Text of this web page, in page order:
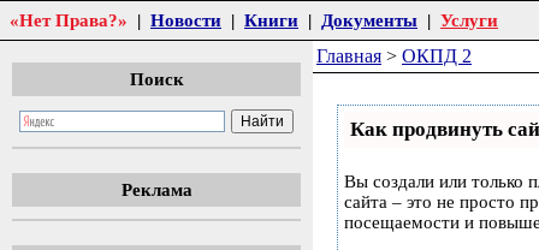
«Нет Права?» | Новости | Книги | Документы | Услуги
Поиск
Реклама
Главная > ОКПД 2
Как продвинуть
Вы создали или только
сайта – это не просто
посещаемости и